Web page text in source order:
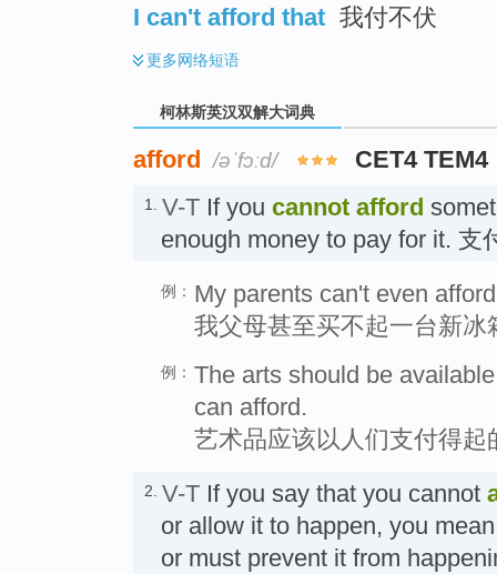
I can't afford that 我付不伏
更多网络短语
柯林斯英汉双解大词典
afford /əˈfɔːd/ CET4 TEM4
1. V-T If you cannot afford
enough money to pay for it. 支
例： My parents can't even
我父母甚至买不起一台新冰
例： The arts should be
can afford.
艺术品应该以人们支付得
2. V-T If you say that you cannot
or allow it to happen, you
or must prevent it from